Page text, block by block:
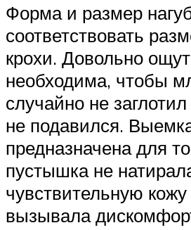
Форма и размер
соответствовать
крохи. Довольно
необходима, чтобы
случайно не
не подавился.
предназначена для
пустышка не
чувствительную
вызывала